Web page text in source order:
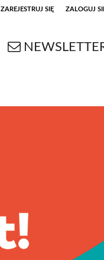
ZAREJESTRUJ SIĘ ZALOGUJ